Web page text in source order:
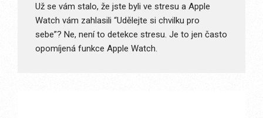
Už se vám stalo, že jste byli ve stresu a Apple
Watch vám zahlasili “Udělejte si chvilku pro
sebe”? Ne, není to detekce stresu. Je to jen často
opomíjená funkce Apple Watch.